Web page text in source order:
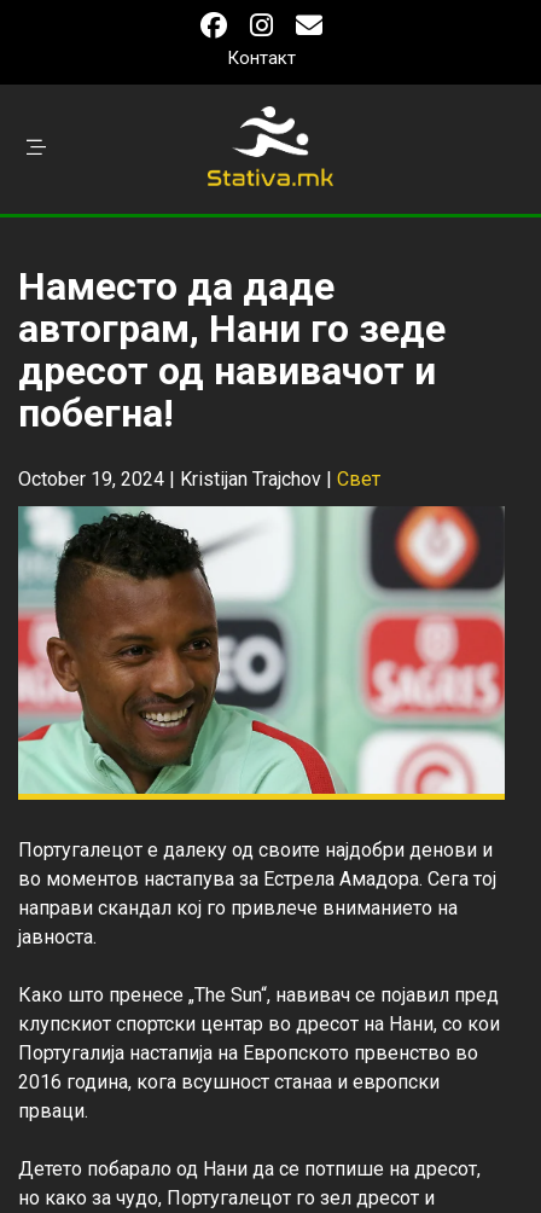
Контакт
Наместо да даде
автограм, Нани го зеде
дресот од навивачот и
побегна!
October 19, 2024 | Kristijan Trajchov | Свет
Португалецот е далеку од своите најдобри денови и
во моментов настапува за Естрела Амадора. Сега тој
направи скандал кој го привлече вниманието на
јавноста.
Како што пренесе „The Sun“, навивач се појавил пред
клупскиот спортски центар во дресот на Нани, со кои
Португалија настапија на Европското првенство во
2016 година, кога всушност станаа и европски
прваци.
Детето побарало од Нани да се потпише на дресот,
но како за чудо, Португалецот го зел дресот и